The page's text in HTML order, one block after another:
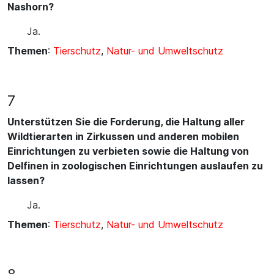
Nashorn?
Ja.
Themen: Tierschutz, Natur- und Umweltschutz
7
Unterstützen Sie die Forderung, die Haltung aller
Wildtierarten in Zirkussen und anderen mobilen
Einrichtungen zu verbieten sowie die Haltung von
Delfinen in zoologischen Einrichtungen auslaufen zu
lassen?
Ja.
Themen: Tierschutz, Natur- und Umweltschutz